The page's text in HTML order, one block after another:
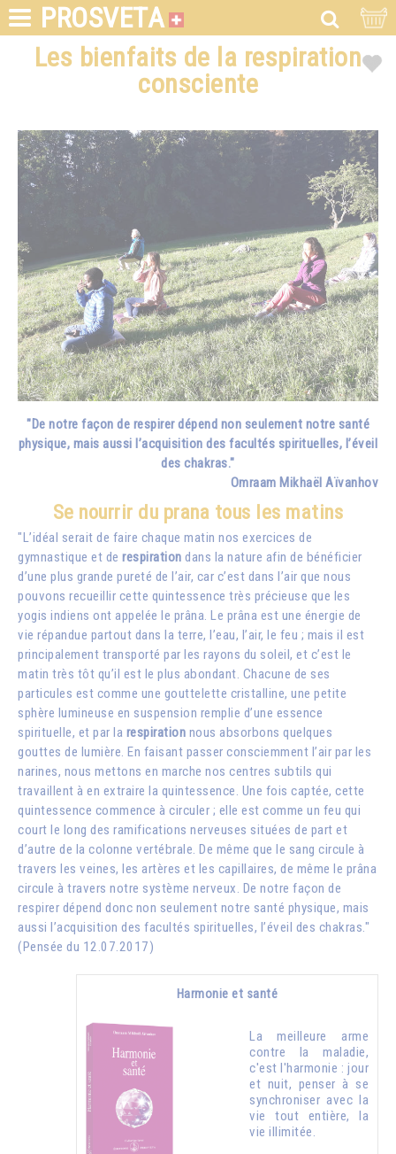
PROSVETA
Les bienfaits de la respiration
consciente
"De notre façon de respirer dépend non seulement notre santé
physique, mais aussi l’acquisition des facultés spirituelles, l’éveil
des chakras."
Omraam Mikhaël Aïvanhov
Se nourrir du prana tous les matins
"L’idéal serait de faire chaque matin nos exercices de
gymnastique et de respiration dans la nature afin de bénéficier
d’une plus grande pureté de l’air, car c’est dans l’air que nous
pouvons recueillir cette quintessence très précieuse que les
yogis indiens ont appelée le prâna. Le prâna est une énergie de
vie répandue partout dans la terre, l’eau, l’air, le feu ; mais il est
principalement transporté par les rayons du soleil, et c’est le
matin très tôt qu’il est le plus abondant. Chacune de ses
particules est comme une gouttelette cristalline, une petite
sphère lumineuse en suspension remplie d’une essence
spirituelle, et par la respiration nous absorbons quelques
gouttes de lumière. En faisant passer consciemment l’air par les
narines, nous mettons en marche nos centres subtils qui
travaillent à en extraire la quintessence. Une fois captée, cette
quintessence commence à circuler ; elle est comme un feu qui
court le long des ramifications nerveuses situées de part et
d’autre de la colonne vertébrale. De même que le sang circule à
travers les veines, les artères et les capillaires, de même le prâna
circule à travers notre système nerveux. De notre façon de
respirer dépend donc non seulement notre santé physique, mais
aussi l’acquisition des facultés spirituelles, l’éveil des chakras."
(Pensée du 12.07.2017)
Harmonie et santé
La meilleure arme
contre la maladie,
c'est l'harmonie : jour
et nuit, penser à se
synchroniser avec la
vie tout entière, la
vie illimitée.